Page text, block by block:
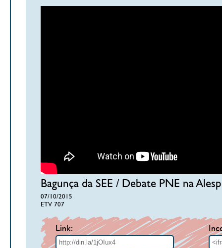
Bagunça da SEE / Debate PNE na Alesp
07/10/2015
ETV 707
Link: